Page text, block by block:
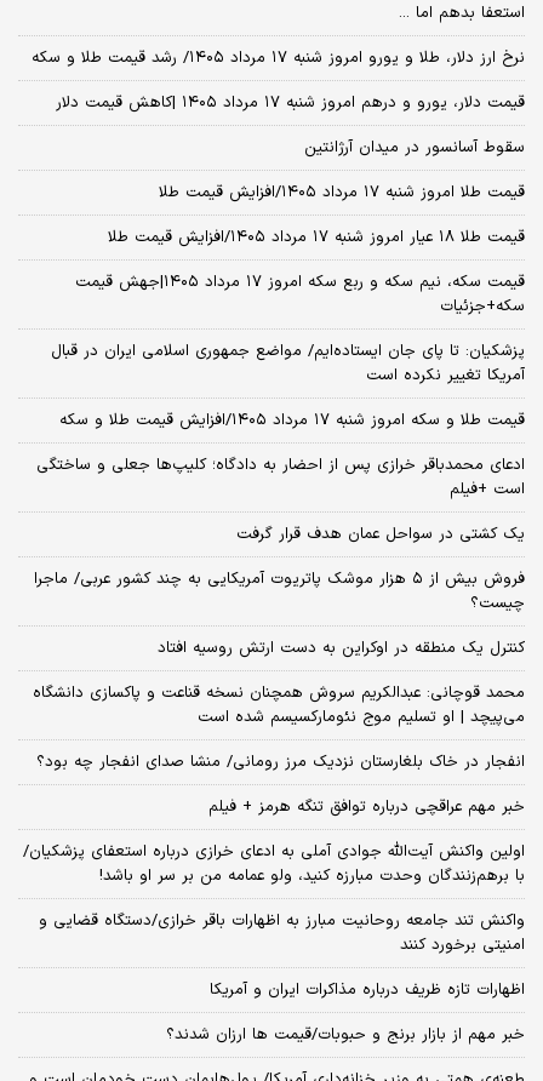
استعفا بدهم اما ...
نرخ ارز دلار، طلا و یورو امروز شنبه ۱۷ مرداد ۱۴۰۵/ رشد قیمت طلا و سکه
قیمت دلار، یورو و درهم امروز شنبه ۱۷ مرداد ۱۴۰۵ |کاهش قیمت دلار
سقوط آسانسور در میدان آرژانتین
قیمت طلا امروز شنبه ۱۷ مرداد ۱۴۰۵/افزایش قیمت طلا
قیمت طلا ۱۸ عیار امروز شنبه ۱۷ مرداد ۱۴۰۵/افزایش قیمت طلا
قیمت سکه، نیم سکه و ربع سکه امروز ۱۷ مرداد ۱۴۰۵|جهش قیمت
سکه+جزئیات
پزشکیان: تا پای جان ایستاده‌ایم/ مواضع جمهوری اسلامی ایران در قبال
آمریکا تغییر نکرده است
قیمت طلا و سکه امروز شنبه ۱۷ مرداد ۱۴۰۵/افزایش قیمت طلا و سکه
ادعای محمدباقر خرازی پس از احضار به دادگاه؛ کلیپ‌ها جعلی و ساختگی
است +فیلم
یک کشتی در سواحل عمان هدف قرار گرفت
فروش بیش از ۵ هزار موشک پاتریوت آمریکایی به چند کشور عربی/ ماجرا
چیست؟
کنترل یک منطقه در اوکراین به دست ارتش روسیه افتاد
محمد قوچانی: عبدالکریم سروش همچنان نسخه قناعت و پاکسازی دانشگاه
می‌پیچد | او تسلیم موج نئومارکسیسم شده است
انفجار در خاک بلغارستان نزدیک مرز رومانی/ منشا صدای انفجار چه بود؟
خبر مهم عراقچی درباره توافق تنگه هرمز + فیلم
اولین واکنش آیت‌الله جوادی آملی به ادعای خرازی درباره استعفای پزشکیان/
با برهم‌زنندگان وحدت مبارزه کنید، ولو عمامه من بر سر او باشد!
واکنش تند جامعه روحانیت مبارز به اظهارات باقر خرازی/دستگاه قضایی و
امنیتی برخورد کنند
اظهارات تازه ظریف درباره مذاکرات ایران و آمریکا
خبر مهم از بازار برنج و حبوبات/قیمت ها ارزان شدند؟